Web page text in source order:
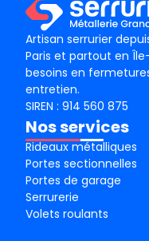
Artisan serrurier
Paris et partout en
besoins en
entretien.
SIREN : 914 560 875
Nos services
Rideaux métalliques
Portes sectionnelles
Portes de garage
Serrurerie
Volets roulants